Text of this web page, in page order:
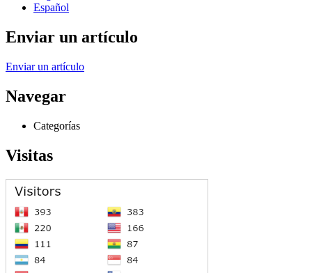
Español
Enviar un artículo
Enviar un artículo
Navegar
Categorías
Visitas